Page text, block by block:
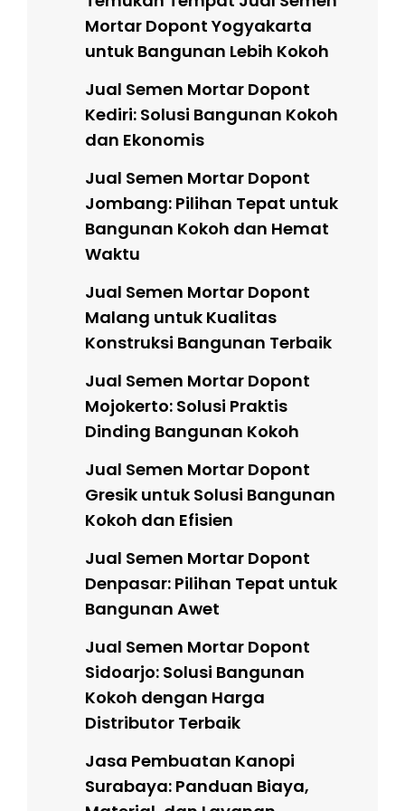
Mortar Dopont Yogyakarta
untuk Bangunan Lebih Kokoh
Jual Semen Mortar Dopont
Kediri: Solusi Bangunan Kokoh
dan Ekonomis
Jual Semen Mortar Dopont
Jombang: Pilihan Tepat untuk
Bangunan Kokoh dan Hemat
Waktu
Jual Semen Mortar Dopont
Malang untuk Kualitas
Konstruksi Bangunan Terbaik
Jual Semen Mortar Dopont
Mojokerto: Solusi Praktis
Dinding Bangunan Kokoh
Jual Semen Mortar Dopont
Gresik untuk Solusi Bangunan
Kokoh dan Efisien
Jual Semen Mortar Dopont
Denpasar: Pilihan Tepat untuk
Bangunan Awet
Jual Semen Mortar Dopont
Sidoarjo: Solusi Bangunan
Kokoh dengan Harga
Distributor Terbaik
Jasa Pembuatan Kanopi
Surabaya: Panduan Biaya,